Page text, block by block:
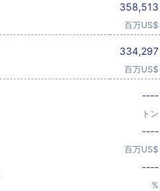
358,513
百万US$
334,297
百万US$
----
トン
----
百万US$
----
%